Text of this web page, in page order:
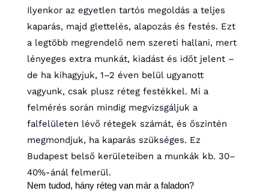
Ilyenkor az egyetlen tartós megoldás a teljes
kaparás, majd glettelés, alapozás és festés. Ezt
a legtöbb megrendelő nem szereti hallani, mert
lényeges extra munkát, kiadást és időt jelent –
de ha kihagyjuk, 1–2 éven belül ugyanott
vagyunk, csak plusz réteg festékkel. Mi a
felmérés során mindig megvizsgáljuk a
falfelületen lévő rétegek számát, és őszintén
megmondjuk, ha kaparás szükséges. Ez
Budapest belső kerületeiben a munkák kb. 30–
40%-ánál felmerül.
Nem tudod, hány réteg van már a faladon?